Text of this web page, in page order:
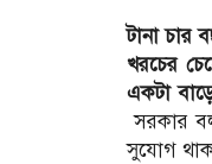
টানা চার
খরচের
একটা
সরকার
সুযোগ